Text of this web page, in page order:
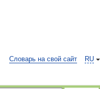
RU
Словарь на свой сайт